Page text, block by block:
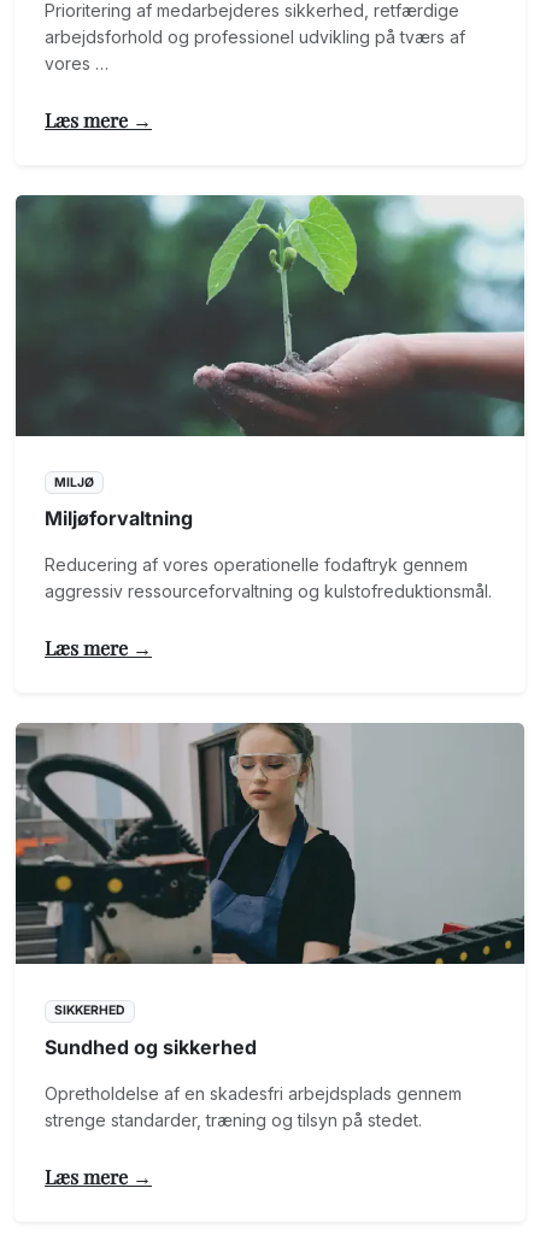
Prioritering af medarbejderes sikkerhed, retfærdige
arbejdsforhold og professionel udvikling på tværs af
vores …
Læs mere →
MILJØ
Miljøforvaltning
Reducering af vores operationelle fodaftryk gennem
aggressiv ressourceforvaltning og kulstofreduktionsmål.
Læs mere →
SIKKERHED
Sundhed og sikkerhed
Opretholdelse af en skadesfri arbejdsplads gennem
strenge standarder, træning og tilsyn på stedet.
Læs mere →